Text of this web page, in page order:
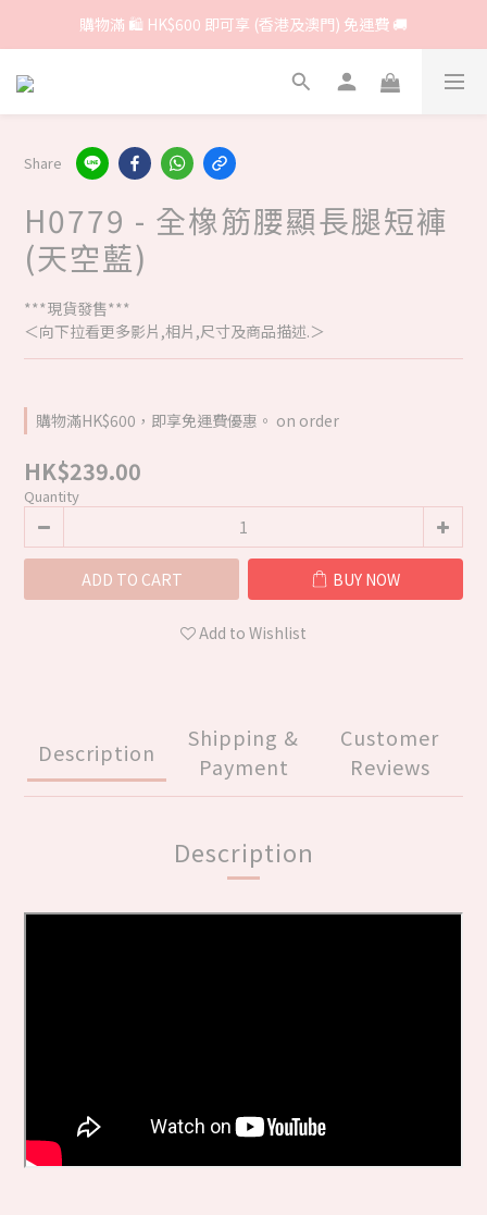
購物滿 🛍 HK$600 即可享 (香港及澳門) 免運費 🚚
Share
H0779 - 全橡筋腰顯長腿短褲
(天空藍)
***現貨發售***
＜向下拉看更多影片,相片,尺寸及商品描述.＞
購物滿HK$600，即享免運費優惠。 on order
HK$239.00
Quantity
ADD TO CART BUY NOW
Add to Wishlist
Description
Shipping &
Payment
Customer
Reviews
Description